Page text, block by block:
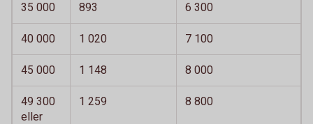
35 000 893 6 300
40 000 1 020 7 100
45 000 1 148 8 000
49 300
eller
1 259 8 800